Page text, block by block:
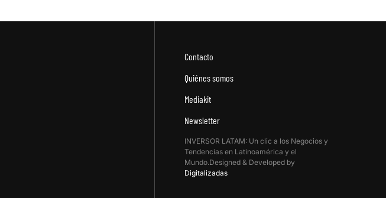
Contacto
Quiénes somos
Mediakit
Newsletter
INVERSOR LATAM: Un clic a los Negocios y
Tendencias en Latinoamérica y el
Mundo.Designed & Developed by
Digitalizadas